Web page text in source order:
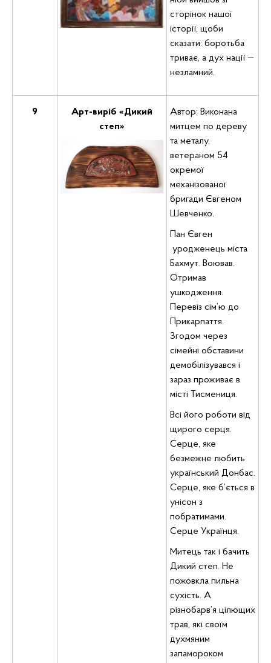
сторінок нашої
історії, щоби
сказати: боротьба
триває, а дух нації —
незламний.
9
Арт-виріб «Дикий
степ»
Автор: Виконана
митцем по дереву
та металу,
ветераном 54
окремої
механізованої
бригади Євгеном
Шевченко.
Пан Євген
уродженець міста
Бахмут. Воював.
Отримав
ушкодження.
Перевіз сім’ю до
Прикарпаття.
Згодом через
сімейні обставини
демобілізувався і
зараз проживає в
місті Тисмениця.
Всі його роботи від
щирого серця.
Серце, яке
безмежне любить
український Донбас.
Серце, яке б’ється в
унісон з
побратимами.
Серце Українця.
Митець так і бачить
Дикий степ. Не
пожовкла пильна
сухість. А
різнобарв’я цілющих
трав, які своїм
духмяним
запамороком